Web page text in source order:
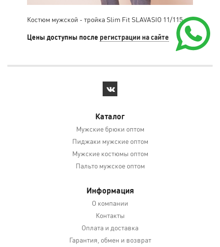
Костюм мужской - тройка Slim Fit SLAVASIO 11/115
Цены доступны после регистрации на сайте
11/
Каталог
Мужские брюки оптом
Пиджаки мужские оптом
Мужские костюмы оптом
Пальто мужское оптом
Информация
О компании
Контакты
Оплата и доставка
Гарантия, обмен и возврат